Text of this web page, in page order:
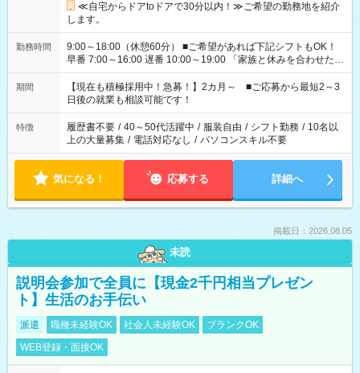
≪自宅からドアtoドアで30分以内！≫ご希望の勤務地を紹介
します。
勤務時間
9:00～18:00（休憩60分） ■ご希望があれば下記シフトもOK！
早番 7:00～16:00 遅番 10:00～19:00 「家族と休みを合わせた
い」 「余裕を持って夕飯の準備がしたい」 「できれば残業はし
たくない」 など、ご希望を教えてくださいね。 ※Wワーク希望
の方へ 今ご覧のお仕事で希望する勤務時間と、もう1つのお仕事
の勤務時間。 合計で週40時間を超える場合は応募できません。
期間
【現在も積極採用中！急募！】2カ月～ ■ご応募から最短2～3
日後の就業も相談可能です！
特徴 履歴書不要 / 40～50代活躍中 / 服装自由 / シフト勤務 / 10名以
上の大量募集 / 電話対応なし / パソコンスキル不要
気になる！ 応募する 詳細へ
掲載日：2026.08.05
未読
説明会参加で全員に【現金2千円相当プレゼン
ト】生活のお手伝い
派遣 職種未経験OK 社会人未経験OK
ブランクOK
WEB登録・面接OK